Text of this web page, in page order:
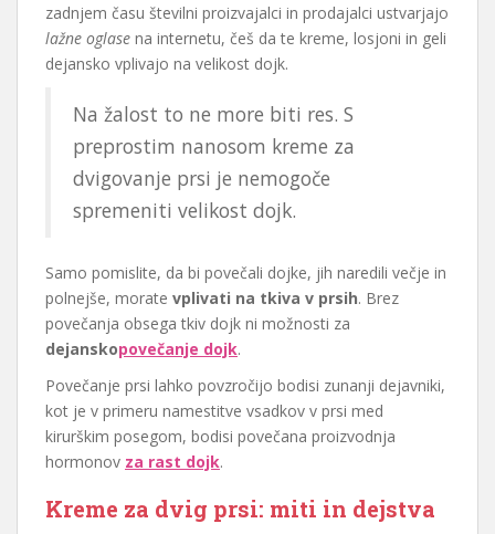
zadnjem času številni proizvajalci in prodajalci ustvarjajo
lažne oglase na internetu, češ da te kreme, losjoni in geli
dejansko vplivajo na velikost dojk.
Na žalost to ne more biti res. S
preprostim nanosom kreme za
dvigovanje prsi je nemogoče
spremeniti velikost dojk.
Samo pomislite, da bi povečali dojke, jih naredili večje in
polnejše, morate vplivati na tkiva v prsih. Brez
povečanja obsega tkiv dojk ni možnosti za
dejanskopovečanje dojk.
Povečanje prsi lahko povzročijo bodisi zunanji dejavniki,
kot je v primeru namestitve vsadkov v prsi med
kirurškim posegom, bodisi povečana proizvodnja
hormonov za rast dojk.
Kreme za dvig prsi: miti in dejstva